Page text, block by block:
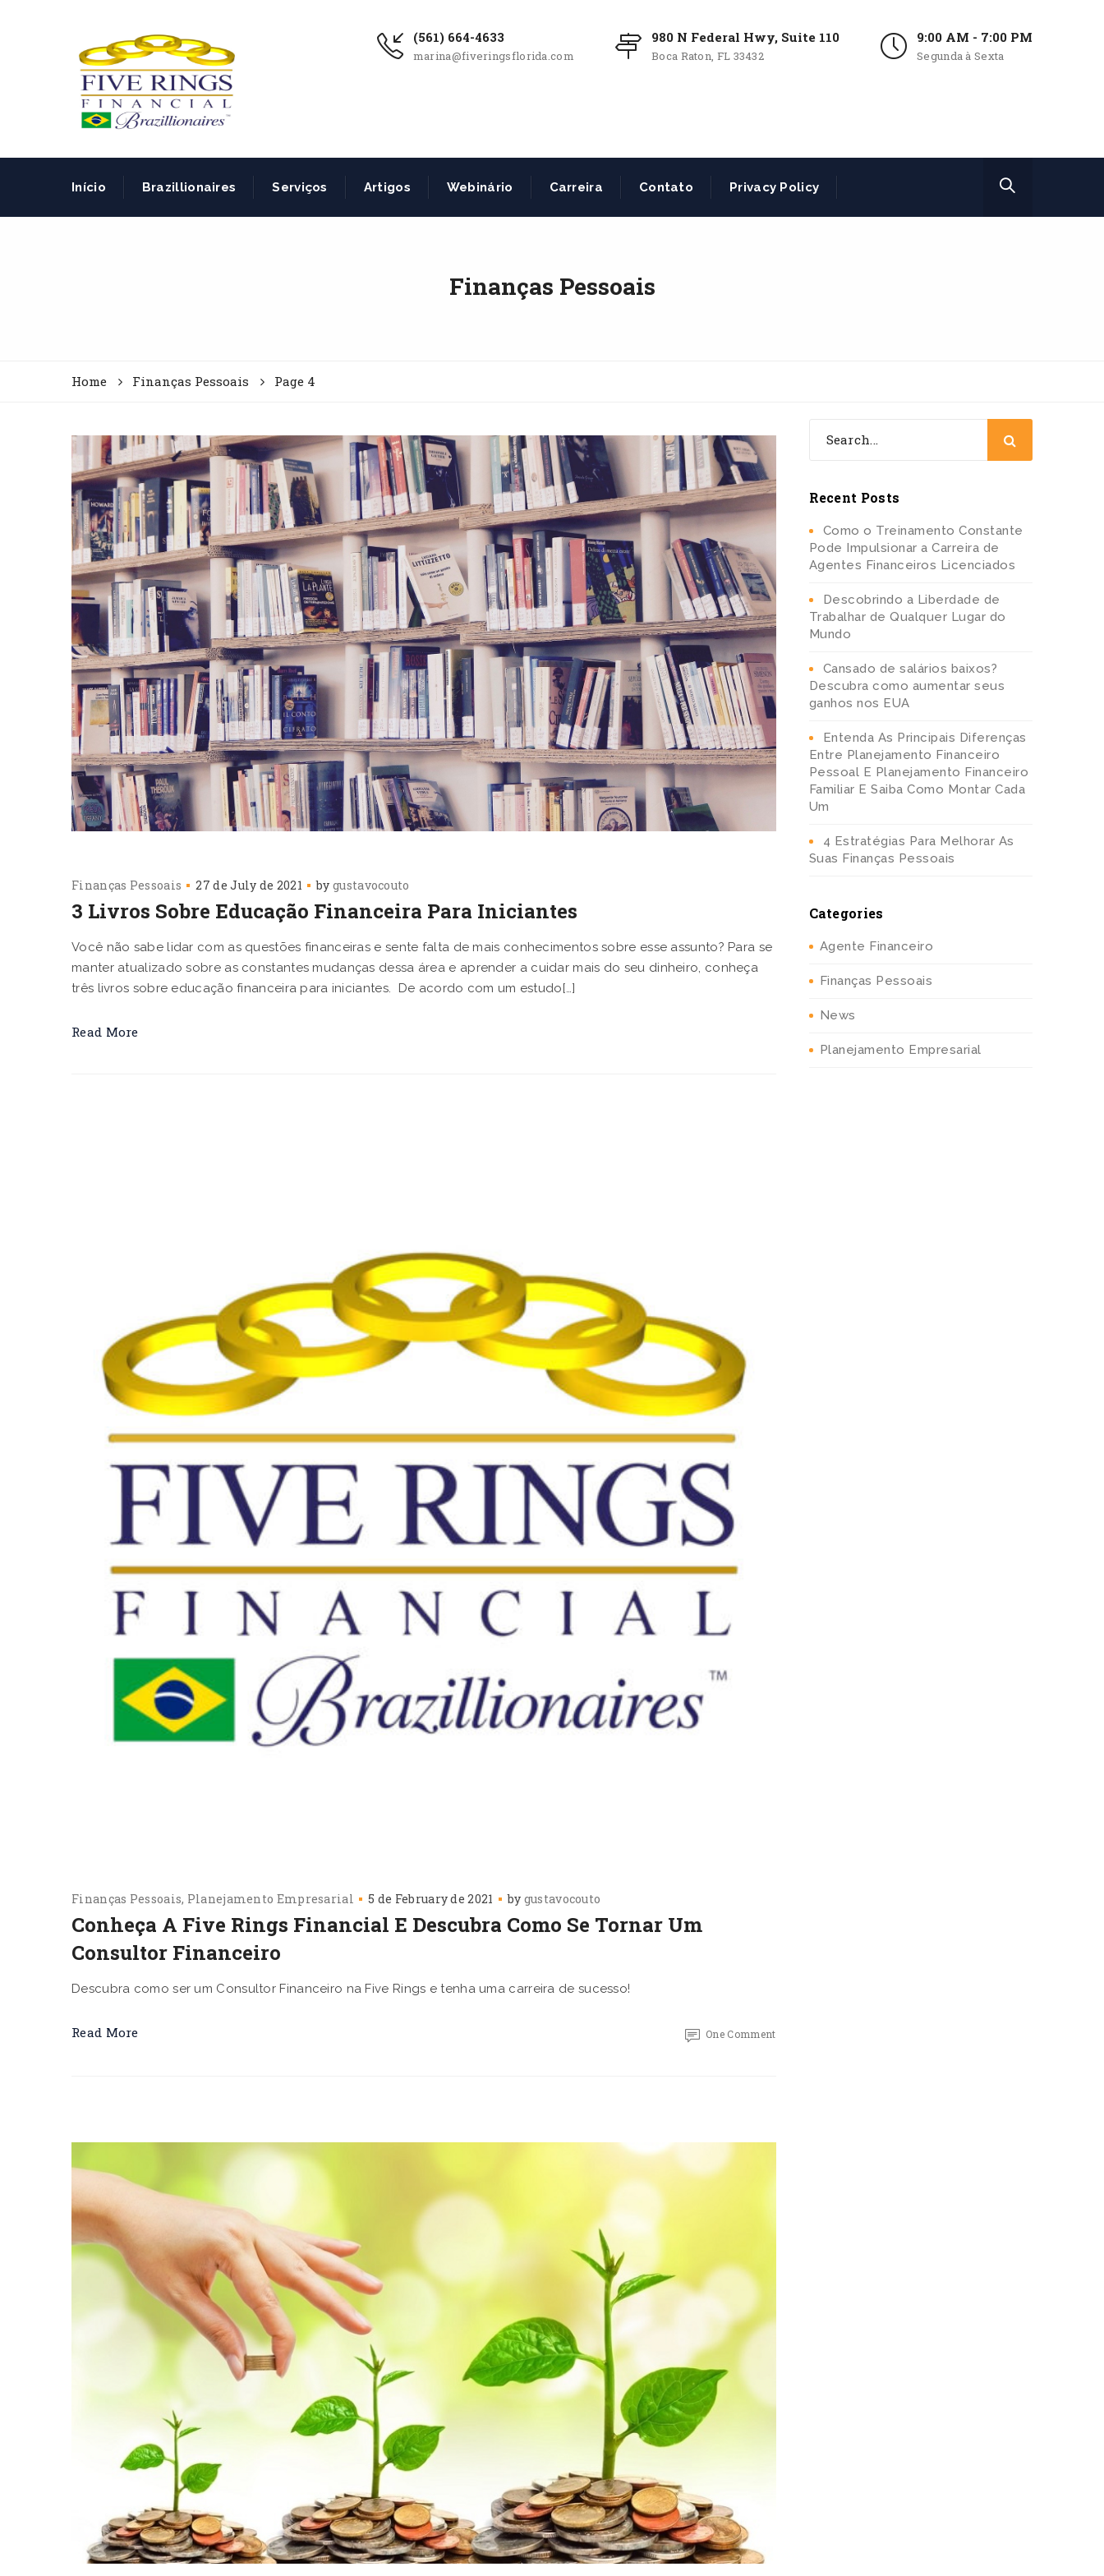
(561) 664-4633
marina@fiveringsflorida.com
980 N Federal Hwy, Suite 110
Boca Raton, FL 33432
9:00 AM - 7:00 PM
Segunda à Sexta
Início Brazillionaires Serviços Artigos Webinário Carreira Contato Privacy Policy
Finanças Pessoais
Home Finanças Pessoais Page 4
Finanças Pessoais 27 de July de 2021 bygustavocouto
3 Livros Sobre Educação Financeira Para Iniciantes
Você não sabe lidar com as questões financeiras e sente falta de mais conhecimentos sobre esse assunto? Para se
manter atualizado sobre as constantes mudanças dessa área e aprender a cuidar mais do seu dinheiro, conheça
três livros sobre educação financeira para iniciantes. De acordo com um estudo[…]
Read More
Finanças Pessoais Planejamento Empresarial 5 de February de 2021 by gustavocouto
Conheça A Five Rings Financial E Descubra Como Se Tornar Um
Consultor Financeiro
Descubra como ser um Consultor Financeiro na Five Rings e tenha uma carreira de sucesso!
Read More One Comment
Recent Posts
Como o Treinamento Constante
Pode Impulsionar a Carreira de
Agentes Financeiros Licenciados
Descobrindo a Liberdade de
Trabalhar de Qualquer Lugar do
Mundo
Cansado de salários baixos?
Descubra como aumentar seus
ganhos nos EUA
Entenda As Principais Diferenças
Entre Planejamento Financeiro
Pessoal E Planejamento Financeiro
Familiar E Saiba Como Montar Cada
Um
4 Estratégias Para Melhorar As
Suas Finanças Pessoais
Categories
Agente Financeiro
Finanças Pessoais
News
Planejamento Empresarial